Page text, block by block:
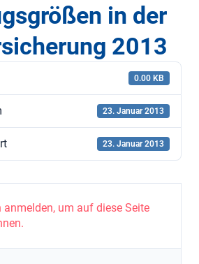
in der
2013
0.00 KB
23. Januar 2013
23. Januar 2013
anmelden, um auf diese Seite